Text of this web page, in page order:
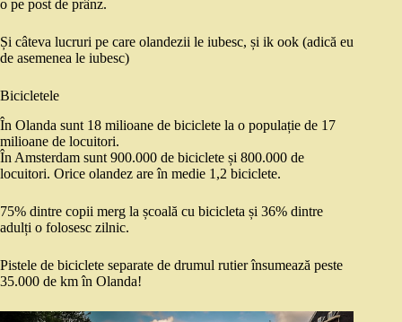
o pe post de prânz.
Și câteva lucruri pe care olandezii le iubesc, și ik ook (adică eu
de asemenea le iubesc)
Bicicletele
În Olanda sunt 18 milioane de biciclete la o populație de 17
milioane de locuitori.
În Amsterdam sunt 900.000 de biciclete și 800.000 de
locuitori. Orice olandez are în medie 1,2 biciclete.
75% dintre copii merg la școală cu bicicleta și 36% dintre
adulți o folosesc zilnic.
Pistele de biciclete separate de drumul rutier însumează peste
35.000 de km în Olanda!